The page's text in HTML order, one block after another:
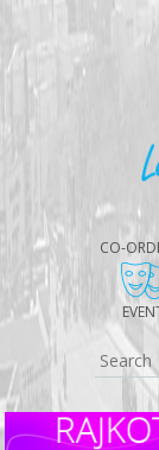
CO-